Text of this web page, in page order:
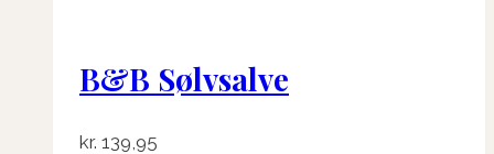
B&B Sølvsalve
kr. 139,95